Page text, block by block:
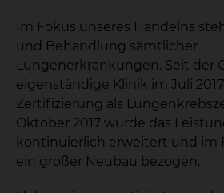
Im Fokus unseres Handelns
und Behandlung sämtlicher
Lungenerkrankungen. Seit der
eigenständige Klinik im Juli
Zertifizierung als
Oktober 2017 wurde das
kontinuierlich erweitert und im
ein großer Neubau bezogen.